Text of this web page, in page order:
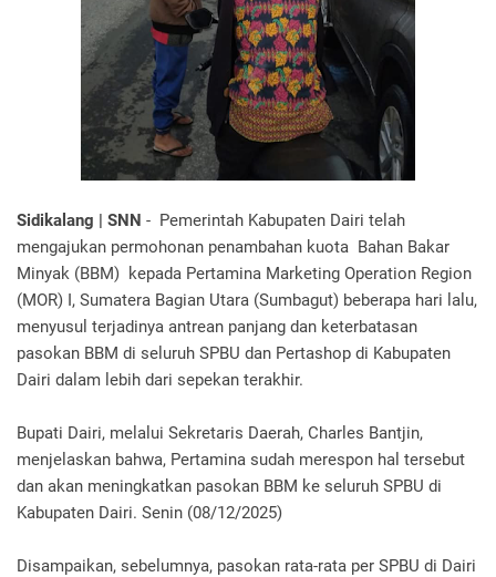
Sidikalang | SNN - Pemerintah Kabupaten Dairi telah
mengajukan permohonan penambahan kuota Bahan Bakar
Minyak (BBM) kepada Pertamina Marketing Operation Region
(MOR) I, Sumatera Bagian Utara (Sumbagut) beberapa hari lalu,
menyusul terjadinya antrean panjang dan keterbatasan
pasokan BBM di seluruh SPBU dan Pertashop di Kabupaten
Dairi dalam lebih dari sepekan terakhir.
Bupati Dairi, melalui Sekretaris Daerah, Charles Bantjin,
menjelaskan bahwa, Pertamina sudah merespon hal tersebut
dan akan meningkatkan pasokan BBM ke seluruh SPBU di
Kabupaten Dairi. Senin (08/12/2025)
Disampaikan, sebelumnya, pasokan rata-rata per SPBU di Dairi